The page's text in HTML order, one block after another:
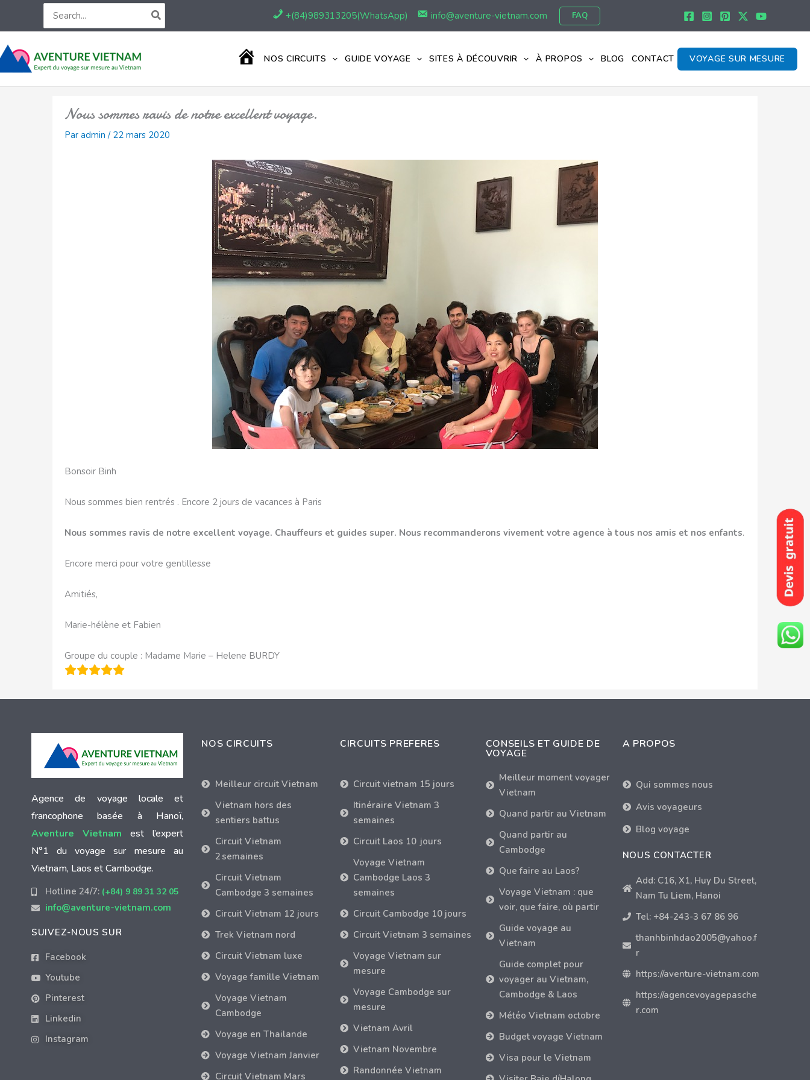
Search
for:
+(84)989313205(WhatsApp) info@aventure-vietnam.com FAQ
U
I
L
NOS CIRCUITS GUIDE VOYAGE SITES À DÉCOUVRIR À PROPOS BLOG CONTACT VOYAGE SUR MESURE
Nous sommes ravis de notre excellent voyage.
Par admin/ 22 mars 2020
Bonsoir Binh
Nous sommes bien rentrés . Encore 2 jours de vacances à Paris
Nous sommes ravis de notre excellent voyage. Chauffeurs et guides super. Nous recommanderons vivement votre agence à tous nos amis et nos enfants.
Encore merci pour votre gentillesse
Amitiés,
Marie-hélène et Fabien
Groupe du couple : Madame Marie – Helene BURDY
Agence de voyage locale et
francophone basée à Hanoï,
Aventure Vietnam est l’expert
N°1 du voyage sur mesure au
Vietnam, Laos et Cambodge.
Hotline 24/7: (+84) 9 89 31 32 05
info@aventure-vietnam.com
SUIVEZ-NOUS SUR
Facebook
Youtube
Pinterest
Linkedin
Instagram
NOS CIRCUITS
Meilleur circuit Vietnam
Vietnam hors des
sentiers battus
Circuit Vietnam
2 semaines
Circuit Vietnam
Cambodge 3 semaines
Circuit Vietnam 12 jours
Trek Vietnam nord
Circuit Vietnam luxe
Voyage famille Vietnam
Voyage Vietnam
Cambodge
Voyage en Thailande
Voyage Vietnam Janvier
Circuit Vietnam Mars
CIRCUITS PREFERES
Circuit vietnam 15 jours
Itinéraire Vietnam 3
semaines
Circuit Laos 10 jours
Voyage Vietnam
Cambodge Laos 3
semaines
Circuit Cambodge 10 jours
Circuit Vietnam 3 semaines
Voyage Vietnam sur
mesure
Voyage Cambodge sur
mesure
Vietnam Avril
Vietnam Novembre
Randonnée Vietnam
CONSEILS ET GUIDE DE
VOYAGE
Meilleur moment voyager
Vietnam
Quand partir au Vietnam
Quand partir au
Cambodge
Que faire au Laos?
Voyage Vietnam : que
voir, que faire, où partir
Guide voyage au
Vietnam
Guide complet pour
voyager au Vietnam,
Cambodge & Laos
Météo Vietnam octobre
Budget voyage Vietnam
Visa pour le Vietnam
A PROPOS
Qui sommes nous
Avis voyageurs
Blog voyage
NOUS CONTACTER
Add: C16, X1, Huy Du Street,
Nam Tu Liem, Hanoi
Tel: +84-243-3 67 86 96
thanhbinhdao2005@yahoo.f
r
https://aventure-vietnam.com
https://agencevoyagepasche
r.com